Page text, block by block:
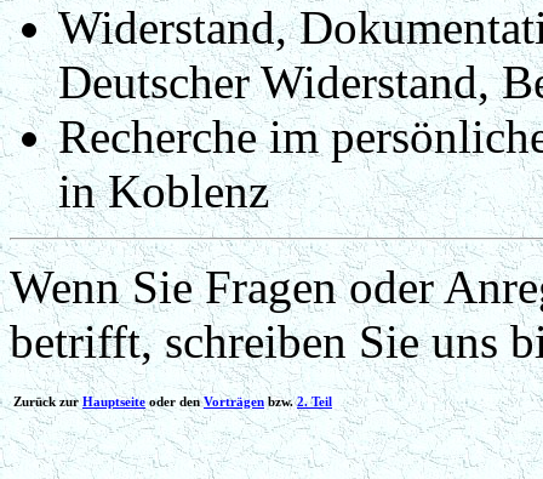
Widerstand,
Deutscher Widerstand,
Recherche im
in Koblenz
Wenn Sie Fragen oder
betrifft, schreiben Sie uns
Zurück zur Hauptseiteoder denVorträgenbzw.2. Teil